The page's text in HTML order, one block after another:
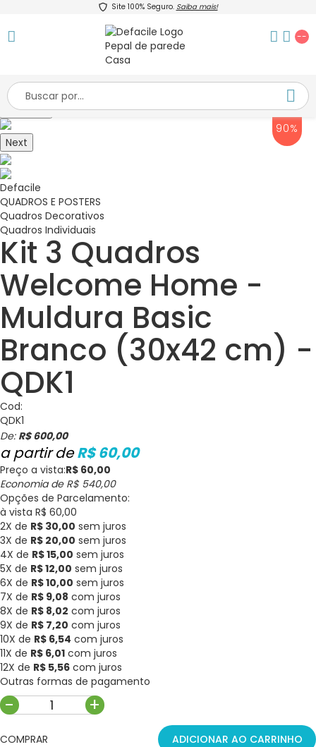
Site 100% Seguro. Saiba mais!
--
Previous
Next
90%
Defacile
QUADROS E POSTERS
Quadros Decorativos
Quadros Individuais
Kit 3 Quadros
Welcome Home -
Muldura Basic
Branco (30x42 cm) -
QDK1
Cod:
QDK1
De: R$ 600,00
R$ 60,00
Preço a vista:R$ 60,00
Economia de R$ 540,00
Opções de Parcelamento:
à vista R$ 60,00
2X de R$ 30,00 sem juros
3X de R$ 20,00 sem juros
4X de R$ 15,00 sem juros
5X de R$ 12,00 sem juros
6X de R$ 10,00 sem juros
7X de R$ 9,08 com juros
8X de R$ 8,02 com juros
9X de R$ 7,20 com juros
10X de R$ 6,54 com juros
11X de R$ 6,01 com juros
12X de R$ 5,56 com juros
Outras formas de pagamento
- +
COMPRAR
ADICIONAR AO CARRINHO